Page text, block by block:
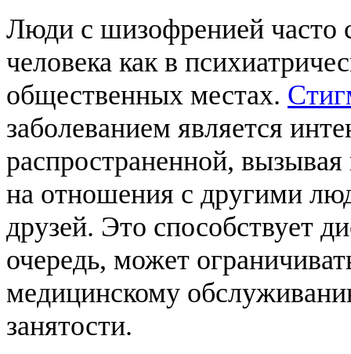
Люди с шизофренией часто
человека как в
общественных местах.
заболеванием является
распространенной,
на отношения с другими
друзей. Это способствует
очередь, может
медицинскому
занятости.